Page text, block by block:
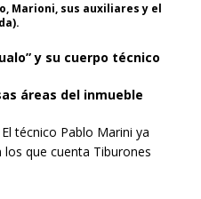
Marioni, sus auxiliares y el
y su cuerpo técnico
áreas del inmueble
técnico Pablo Marini ya
que cuenta Tiburones